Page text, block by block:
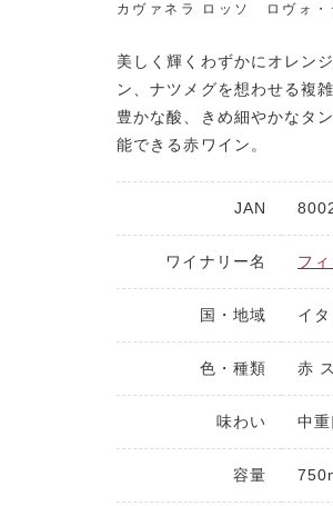
カヴァネラ ロッソ ロヴォ・
美しく輝くわずかにオレン
ン、ナツメグを想わせる複
豊かな酸、きめ細やかなタ
能できる赤ワイン。
JAN
ワイナリー名 フ
国・地域 イ
色・種類 赤
味わい 中重
容量